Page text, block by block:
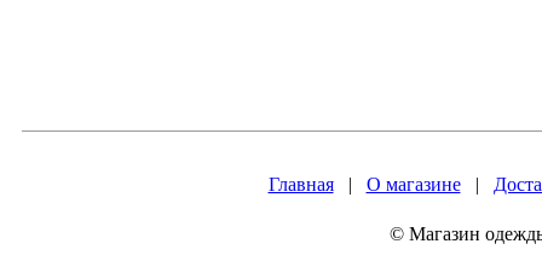
Главная| О магазине|
© Магазин